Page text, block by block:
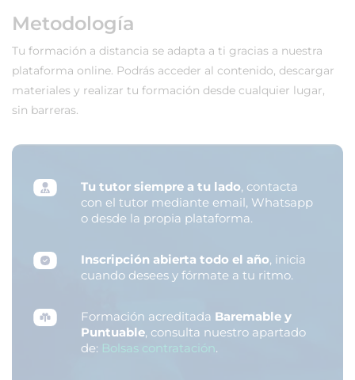
Metodología
Tu formación a distancia se adapta a ti gracias a nuestra
plataforma online. Podrás acceder al contenido, descargar
materiales y realizar tu formación desde cualquier lugar,
sin barreras.
Tu tutor siempre a tu lado, contacta
con el tutor mediante email, Whatsapp
o desde la propia plataforma.
Inscripción abierta todo el año, inicia
cuando desees y fórmate a tu ritmo.
Formación acreditada Baremable y
Puntuable, consulta nuestro apartado
de: Bolsas contratación.